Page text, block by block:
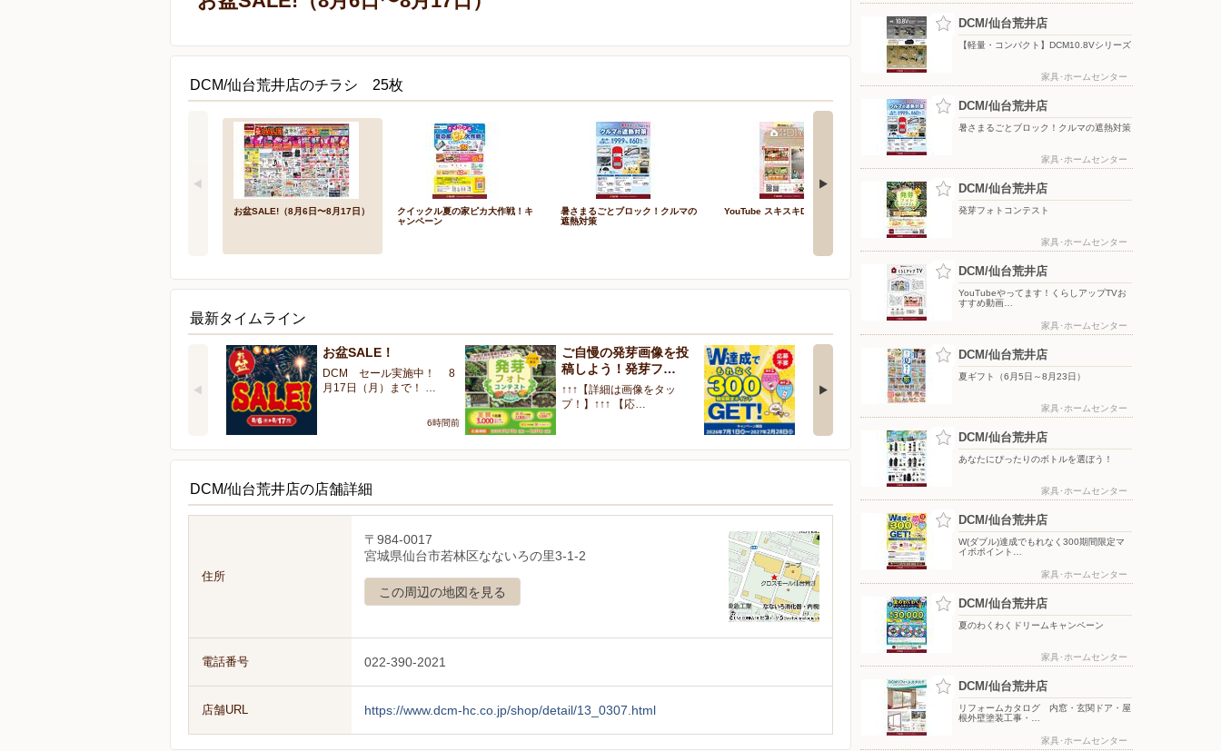
DCM/仙台荒井店のチラシ 25枚
お盆SALE!（8月6日〜8月17日）
クイックル夏の家ピカ大作戦！キ
ャンペーン
暑さまるごとブロック！クルマの
遮熱対策
YouTube スキスキDIY 配信中!
【DCMアプリ会員さま限定】特別
ポイント付与キャンペーン
最新タイムライン
お盆SALE！
DCM セール実施中！ 8
月17日（月）まで！ …
6時間前
ご自慢の発芽画像を投
稿しよう！発芽フ…
↑↑↑【詳細は画像をタッ
プ！】↑↑↑ 【応…
W(ダブル)達成でもれな
く300期間限定マ…
【キャンペーン対象】 ・キ
ャンペーン期間中に…
お買い物がビックチャ
ンスに！夏のわく…
ペーン期間中の合計…
DCM/仙台荒井店の店舗詳細
住所
〒984-0017
宮城県仙台市若林区なないろの里3-1-2
この周辺の地図を見る
電話番号 022-390-2021
店舗URL https://www.dcm-hc.co.jp/shop/detail/13_0307.html
DCM/仙台荒井店
【軽量・コンパクト】DCM10.8Vシリーズ
家具･ホームセンター
DCM/仙台荒井店
暑さまるごとブロック！クルマの遮熱対策
家具･ホームセンター
DCM/仙台荒井店
発芽フォトコンテスト
家具･ホームセンター
DCM/仙台荒井店
YouTubeやってます！くらしアップTVお
すすめ動画…
家具･ホームセンター
DCM/仙台荒井店
夏ギフト（6月5日～8月23日）
家具･ホームセンター
DCM/仙台荒井店
あなたにぴったりのボトルを選ぼう！
家具･ホームセンター
DCM/仙台荒井店
W(ダブル)達成でもれなく300期間限定マ
イボポイント…
家具･ホームセンター
DCM/仙台荒井店
夏のわくわくドリームキャンペーン
家具･ホームセンター
DCM/仙台荒井店
リフォームカタログ 内窓・玄関ドア・屋
根外壁塗装工事・…
家具･ホームセンター